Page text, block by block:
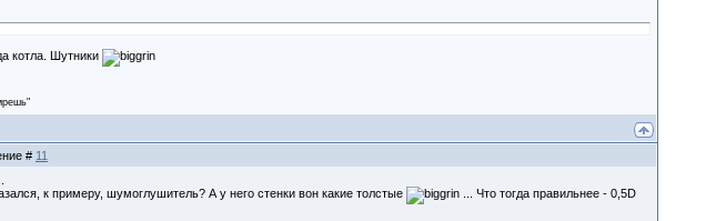
котла. Шутники
# 11
к примеру, шумоглушитель? А у него стенки вон какие толстые
... Что тогда правильнее - 0,5D